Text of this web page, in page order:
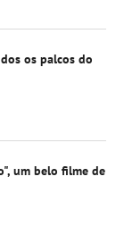
os palcos do
um belo filme de